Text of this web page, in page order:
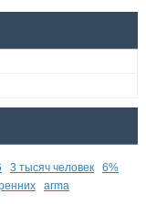
3 тысяч человек
6%
arma